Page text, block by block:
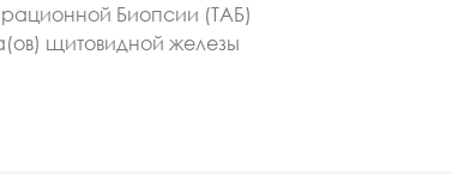
Биопсии (ТАБ)
щитовидной железы